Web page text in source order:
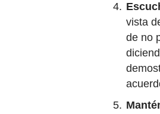
vista
de no